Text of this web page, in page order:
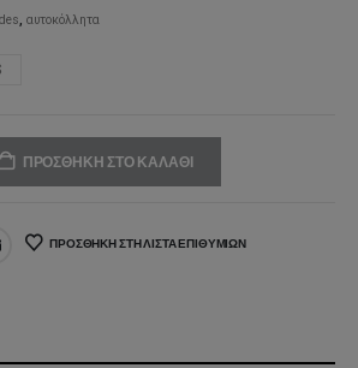
,αυτοκόλλητα
ΠΡΟΣΘΉΚΗ ΣΤΟ ΚΑΛΆΘΙ
ΠΡΟΣΘΉΚΗ ΣΤΗ ΛΊΣΤΑ ΕΠΙΘΥΜΙΏΝ